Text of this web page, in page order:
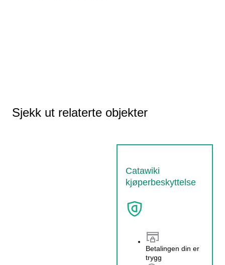
Sjekk ut relaterte objekter
Catawiki
kjøperbeskyttelse
Betalingen din er
trygg